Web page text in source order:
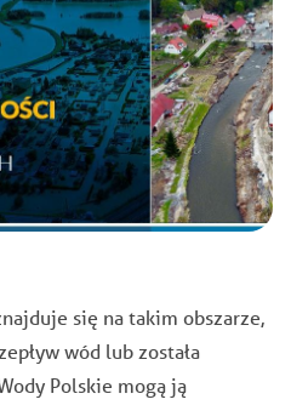
się na takim obszarze,
wód lub została
Polskie mogą ją